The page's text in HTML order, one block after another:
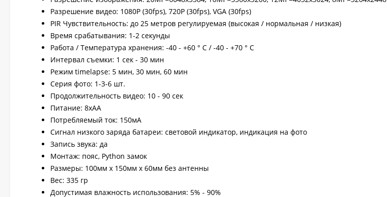
Разрешение видео: 1080P (30fps), 720P (30fps), VGA (30fps)
PIR Чувствительность: до 25 метров регулируемая (высокая / нормальная / низкая)
Время срабатывания: 1-2 секунды
Работа / Температура хранения: -40 - +60 ° C / -40 - +70 ° C
Интервал съемки: 1 сек - 30 мин
Режим timelapse: 5 мин, 30 мин, 60 мин
Серия фото: 1-3-6 шт.
Продолжительность видео: 10 - 90 сек
Питание: 8хАА
Потребляемый ток: 150мА
Сигнал низкого заряда батареи: световой индикатор, индикация на фото
Запись звука: да
Монтаж: пояс, Python замок
Размеры: 100мм x 150мм x 60мм без антенны
Вес: 335 гр
Допустимая влажность использования: 5% - 90%